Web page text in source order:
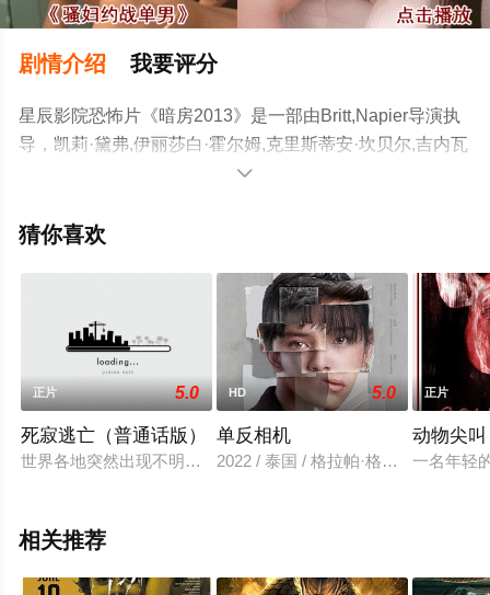
剧情介绍 我要评分
星辰影院恐怖片《暗房2013》是一部由Britt,Napier导演执
导，凯莉·黛弗,伊丽莎白·霍尔姆,克里斯蒂安·坎贝尔,吉内瓦
·卡尔,布丽特妮·欧德福特,Michael,Sirow,Natalie,Knepp等
版电影大全就上星辰电影网，更多相关信息可移步至豆瓣

猜你喜欢
正片 5.0
死寂逃亡（普通话版）
世界各地突然出现不明嗜血生物，它们靠声音狩猎，捕食人类
HD 5.0
单反相机
2022 / 泰国 / 格拉帕·格潘,切尔普朗·
正片
动物尖叫
一名年轻
相关推荐